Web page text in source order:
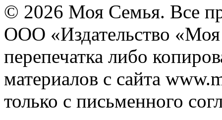
© 2026 Моя Семья. Все
ООО «Издательство
перепечатка либо
материалов с сайта
только с письменного